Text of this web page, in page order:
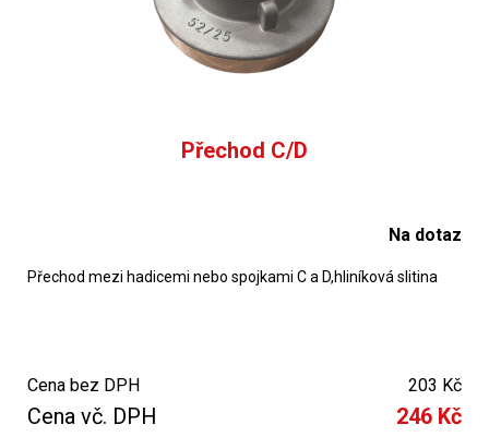
Přechod C/D
Na dotaz
Přechod mezi hadicemi nebo spojkami C a D,hliníková slitina
Cena bez DPH 203 Kč
Cena vč. DPH 246 Kč